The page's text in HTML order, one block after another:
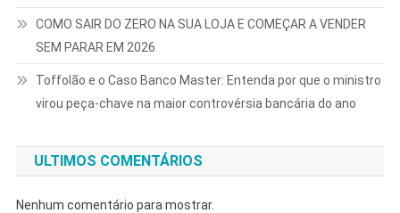
COMO SAIR DO ZERO NA SUA LOJA E COMEÇAR A VENDER
SEM PARAR EM 2026
Toffolão e o Caso Banco Master: Entenda por que o ministro
virou peça-chave na maior controvérsia bancária do ano
ULTIMOS COMENTÁRIOS
Nenhum comentário para mostrar.